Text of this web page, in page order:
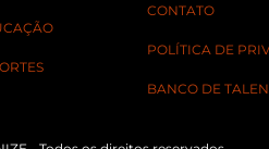
CONTATO
POLÍTICA DE
BANCO DE